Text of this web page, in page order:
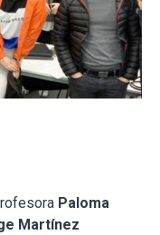
Paloma
Martínez